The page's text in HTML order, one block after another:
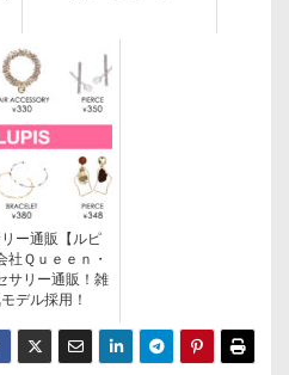
ー通販【ルピ
社Ｑｕｅｅｎ・
サリー通販！雑
デル採用！